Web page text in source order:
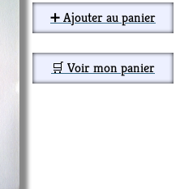
➕ Ajouter au panier
🛒 Voir mon panier